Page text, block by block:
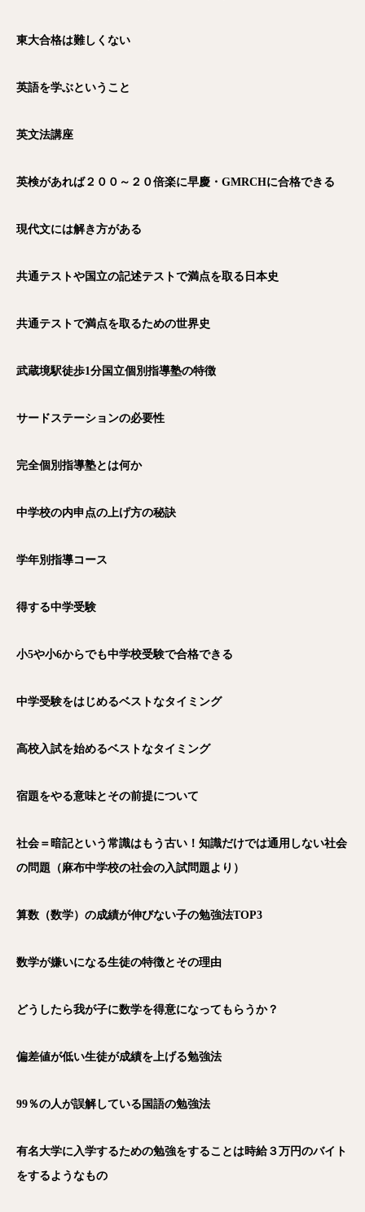
東大合格は難しくない
英語を学ぶということ
英文法講座
英検があれば２００～２０倍楽に早慶・GMRCHに合格できる
現代文には解き方がある
共通テストや国立の記述テストで満点を取る日本史
共通テストで満点を取るための世界史
武蔵境駅徒歩1分国立個別指導塾の特徴
サードステーションの必要性
完全個別指導塾とは何か
中学校の内申点の上げ方の秘訣
学年別指導コース
得する中学受験
小5や小6からでも中学校受験で合格できる
中学受験をはじめるベストなタイミング
高校入試を始めるベストなタイミング
宿題をやる意味とその前提について
社会＝暗記という常識はもう古い！知識だけでは通用しない社会
の問題（麻布中学校の社会の入試問題より）
算数（数学）の成績が伸びない子の勉強法TOP3
数学が嫌いになる生徒の特徴とその理由
どうしたら我が子に数学を得意になってもらうか？
偏差値が低い生徒が成績を上げる勉強法
99％の人が誤解している国語の勉強法
有名大学に入学するための勉強をすることは時給３万円のバイト
をするようなもの